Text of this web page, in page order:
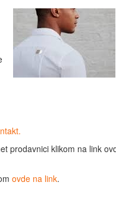
prodavnici klikom na link
ovde na link.